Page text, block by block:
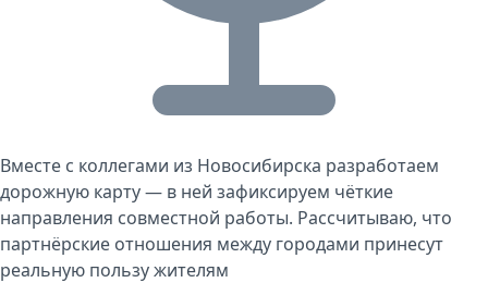
Вместе с коллегами из Новосибирска разработаем
дорожную карту — в ней зафиксируем чёткие
направления совместной работы. Рассчитываю, что
партнёрские отношения между городами принесут
реальную пользу жителям